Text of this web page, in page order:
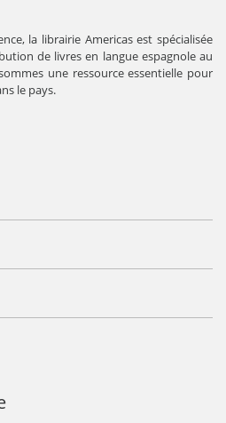
la librairie Americas est spécialisée
de livres en langue espagnole au
une ressource essentielle pour
le pays.